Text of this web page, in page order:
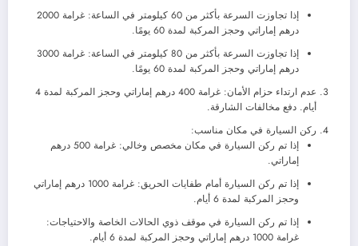
إذا تجاوزت السرعة بأكثر من 60 كيلومتر في الساعة: غرامة 2000
درهم إماراتي وحجز المركبة لمدة 60 يومًا.
إذا تجاوزت السرعة بأكثر من 80 كيلومتر في الساعة: غرامة 3000
درهم إماراتي وحجز المركبة لمدة 60 يومًا.
عدم ارتداء حزام الأمان: غرامة 400 درهم إماراتي وحجز المركبة لمدة 4
أيام. دفع مخالفات الشارقة.
ركن السيارة في مكان مناسب:
إذا تم ركن السيارة في مكان مخصص وخالي: غرامة 500 درهم
إماراتي.
إذا تم ركن السيارة أمام طفايات الحريق: غرامة 1000 درهم إماراتي
وحجز المركبة لمدة 6 أيام.
إذا تم ركن السيارة في موقف ذوي الحالات الخاصة والاحتياجات:
غرامة 1000 درهم إماراتي وحجز المركبة لمدة 6 أيام.